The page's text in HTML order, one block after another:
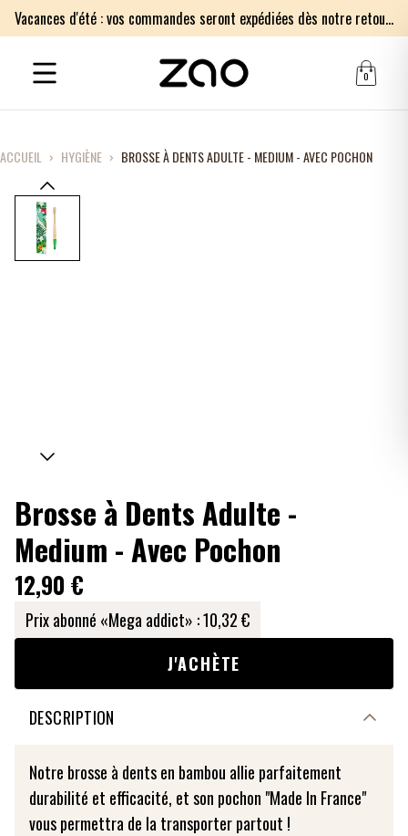
Vacances d'été : vos commandes seront expédiées dès notre retour le lundi 17 août. Merci pour votre patience.
0
ACCUEIL › HYGIÈNE › BROSSE À DENTS ADULTE - MEDIUM - AVEC POCHON
Brosse à Dents Adulte -
Medium - Avec Pochon
12,90 €
Prix abonné «Mega addict» :10,32 €
J'ACHÈTE
DESCRIPTION
Notre brosse à dents en bambou allie parfaitement
durabilité et efficacité, et son pochon "Made In France"
vous permettra de la transporter partout !